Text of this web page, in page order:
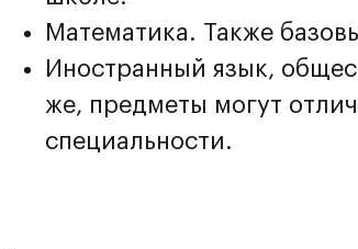
Математика. Также
Иностранный язык,
же, предметы могут
специальности.
Нажимая на кнопку, вы